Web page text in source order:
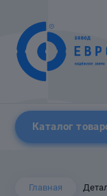
Каталог
Главная